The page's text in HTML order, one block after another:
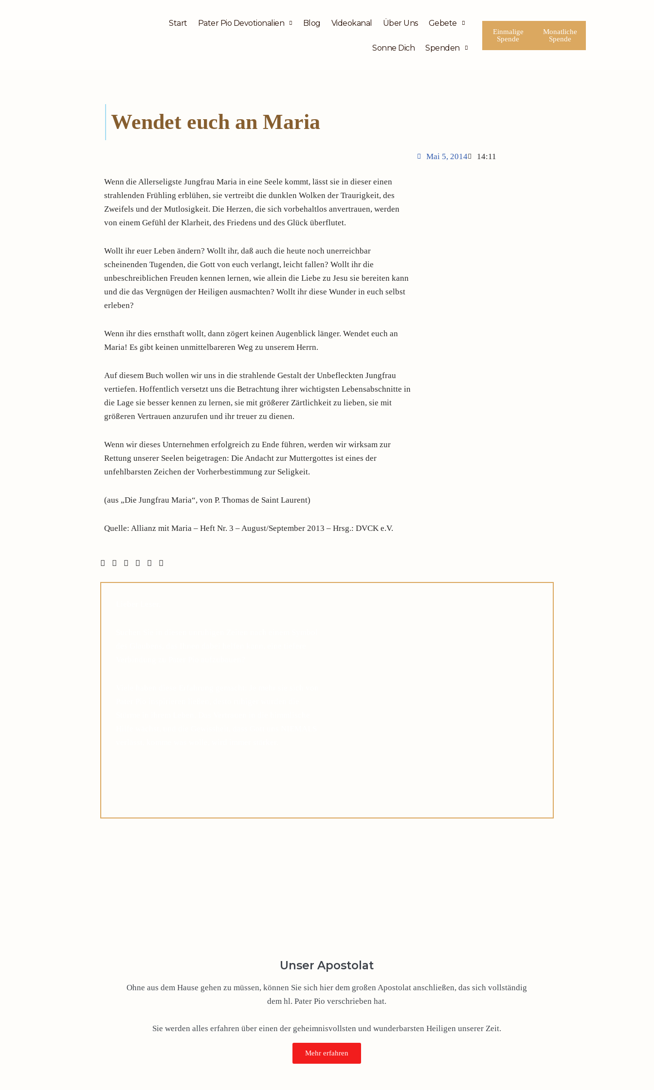
Start Pater Pio Devotionalien Blog Videokanal Über Uns Gebete
Sonne Dich Spenden
Einmalige
Spende
Monatliche
Spende
Wendet euch an Maria
Mai 5, 2014 14:11
Wenn die Allerseligste Jungfrau Maria in eine Seele kommt, lässt sie in dieser einen
strahlenden Frühling erblühen, sie vertreibt die dunklen Wolken der Traurigkeit, des
Zweifels und der Mutlosigkeit. Die Herzen, die sich vorbehaltlos anvertrauen, werden
von einem Gefühl der Klarheit, des Friedens und des Glück überflutet.
Wollt ihr euer Leben ändern? Wollt ihr, daß auch die heute noch unerreichbar
scheinenden Tugenden, die Gott von euch verlangt, leicht fallen? Wollt ihr die
unbeschreiblichen Freuden kennen lernen, wie allein die Liebe zu Jesu sie bereiten kann
und die das Vergnügen der Heiligen ausmachten? Wollt ihr diese Wunder in euch selbst
erleben?
Wenn ihr dies ernsthaft wollt, dann zögert keinen Augenblick länger. Wendet euch an
Maria! Es gibt keinen unmittelbareren Weg zu unserem Herrn.
Auf diesem Buch wollen wir uns in die strahlende Gestalt der Unbefleckten Jungfrau
vertiefen. Hoffentlich versetzt uns die Betrachtung ihrer wichtigsten Lebensabschnitte in
die Lage sie besser kennen zu lernen, sie mit größerer Zärtlichkeit zu lieben, sie mit
größeren Vertrauen anzurufen und ihr treuer zu dienen.
Wenn wir dieses Unternehmen erfolgreich zu Ende führen, werden wir wirksam zur
Rettung unserer Seelen beigetragen: Die Andacht zur Muttergottes ist eines der
unfehlbarsten Zeichen der Vorherbestimmung zur Seligkeit.
(aus „Die Jungfrau Maria“, von P. Thomas de Saint Laurent)
Quelle: Allianz mit Maria – Heft Nr. 3 – August/September 2013 – Hrsg.: DVCK e.V.
Unser Apostolat
Ohne aus dem Hause gehen zu müssen, können Sie sich hier dem großen Apostolat anschließen, das sich vollständig
dem hl. Pater Pio verschrieben hat.
Sie werden alles erfahren über einen der geheimnisvollsten und wunderbarsten Heiligen unserer Zeit.
Mehr erfahren